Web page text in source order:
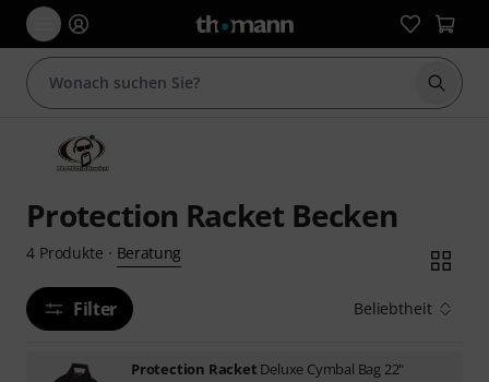
Suche
Protection Racket Becken
4 Produkte · Beratung
Filter Beliebtheit
Protection Racket Deluxe Cymbal Bag 22"